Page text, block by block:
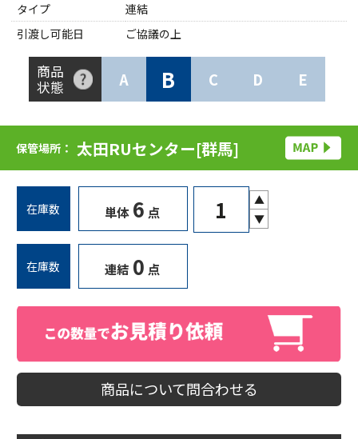
タイプ
連結
引渡し可能日
ご協議の上
商品
状態
A B C D E
保管場所： 太田RUセンター[群馬]
在庫数 単体 6 点
▲
▼
在庫数 連結 0 点
商品について問合わせる